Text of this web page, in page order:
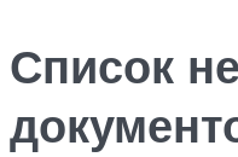
Список